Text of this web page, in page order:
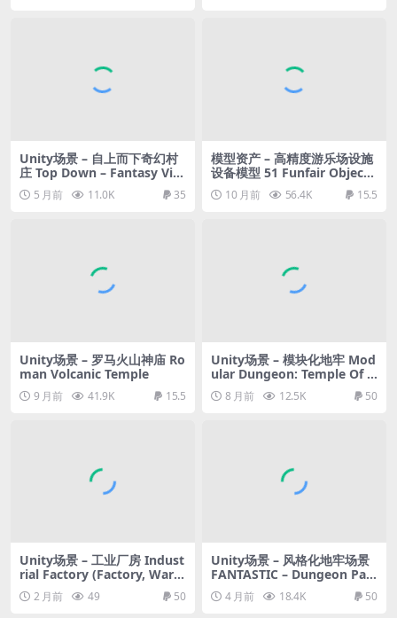
Unity场景 – 自上而下奇幻村
庄 Top Down – Fantasy Vill
age5 月前 11.0K 35
模型资产 – 高精度游乐场设施
设备模型 51 Funfair Objects
- Vol 02- High detail 3d mo
dels10 月前 56.4K 15.5
Unity场景 – 罗马火山神庙 Ro
man Volcanic Temple
9 月前 41.9K 15.5
Unity场景 – 模块化地牢 Mod
ular Dungeon: Temple Of C
thulhu (Dungeon, Modular
Dungeon, Temple, Dungeo
8 月前 12.5K 50
Unity场景 – 工业厂房 Indust
rial Factory (Factory, Ware
house, Industrial Factory,
Modular Factory)
2 月前 49 50
Unity场景 – 风格化地牢场景
FANTASTIC – Dungeon Pac
k 4 月前 18.4K 50